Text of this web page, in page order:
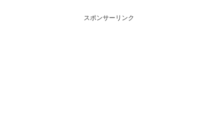
スポンサーリンク